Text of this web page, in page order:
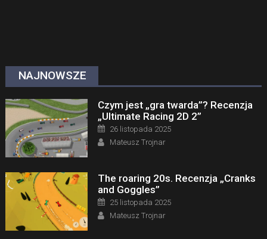
NAJNOWSZE
Czym jest „gra twarda”? Recenzja
„Ultimate Racing 2D 2”
Posted on
26 listopada 2025
Author
Mateusz Trojnar
The roaring 20s. Recenzja „Cranks
and Goggles”
Posted on
25 listopada 2025
Author
Mateusz Trojnar